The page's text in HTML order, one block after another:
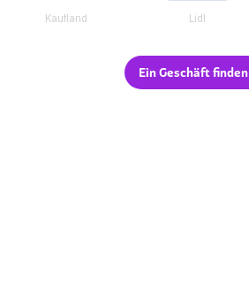
Kaufland Lidl
Ein Geschäft finden